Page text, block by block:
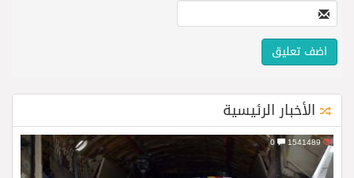
الأخبار الرئيسية
1541489